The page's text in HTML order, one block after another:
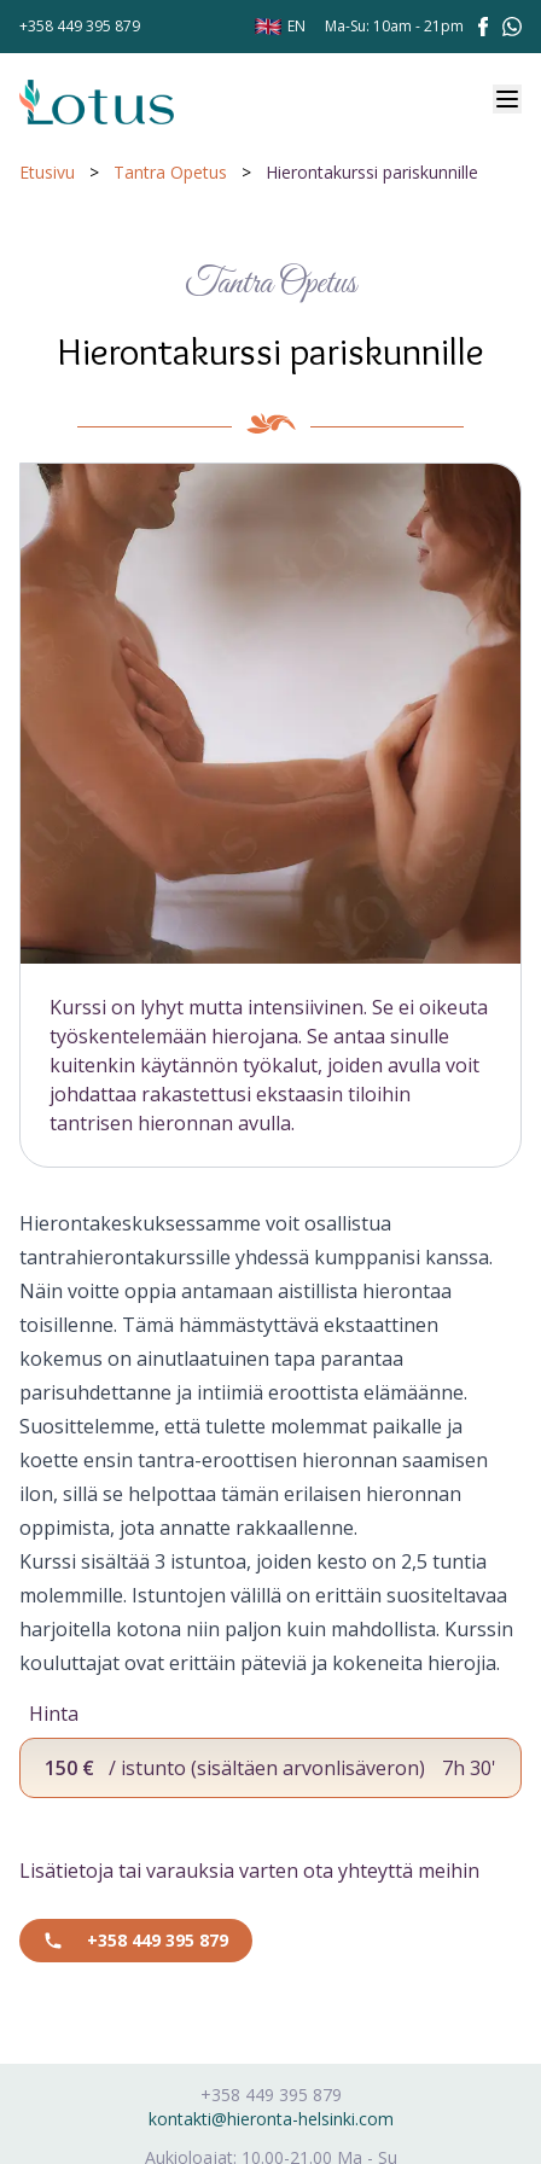
+358 449 395 879 EN Ma-Su: 10am - 21pm
Etusivu > Tantra Opetus > Hierontakurssi pariskunnille
Tantra Opetus
Hierontakurssi pariskunnille
Kurssi on lyhyt mutta intensiivinen. Se ei oikeuta
työskentelemään hierojana. Se antaa sinulle
kuitenkin käytännön työkalut, joiden avulla voit
johdattaa rakastettusi ekstaasin tiloihin
tantrisen hieronnan avulla.
Hierontakeskuksessamme voit osallistua
tantrahierontakurssille yhdessä kumppanisi kanssa.
Näin voitte oppia antamaan aistillista hierontaa
toisillenne. Tämä hämmästyttävä ekstaattinen
kokemus on ainutlaatuinen tapa parantaa
parisuhdettanne ja intiimiä eroottista elämäänne.
Suosittelemme, että tulette molemmat paikalle ja
koette ensin tantra-eroottisen hieronnan saamisen
ilon, sillä se helpottaa tämän erilaisen hieronnan
oppimista, jota annatte rakkaallenne.
Kurssi sisältää 3 istuntoa, joiden kesto on 2,5 tuntia
molemmille. Istuntojen välillä on erittäin suositeltavaa
harjoitella kotona niin paljon kuin mahdollista. Kurssin
kouluttajat ovat erittäin päteviä ja kokeneita hierojia.
Hinta
150 € / istunto (sisältäen arvonlisäveron) 7h 30'
Lisätietoja tai varauksia varten ota yhteyttä meihin
+358 449 395 879
+358 449 395 879
kontakti@hieronta-helsinki.com
Aukioloajat: 10.00-21.00 Ma - Su